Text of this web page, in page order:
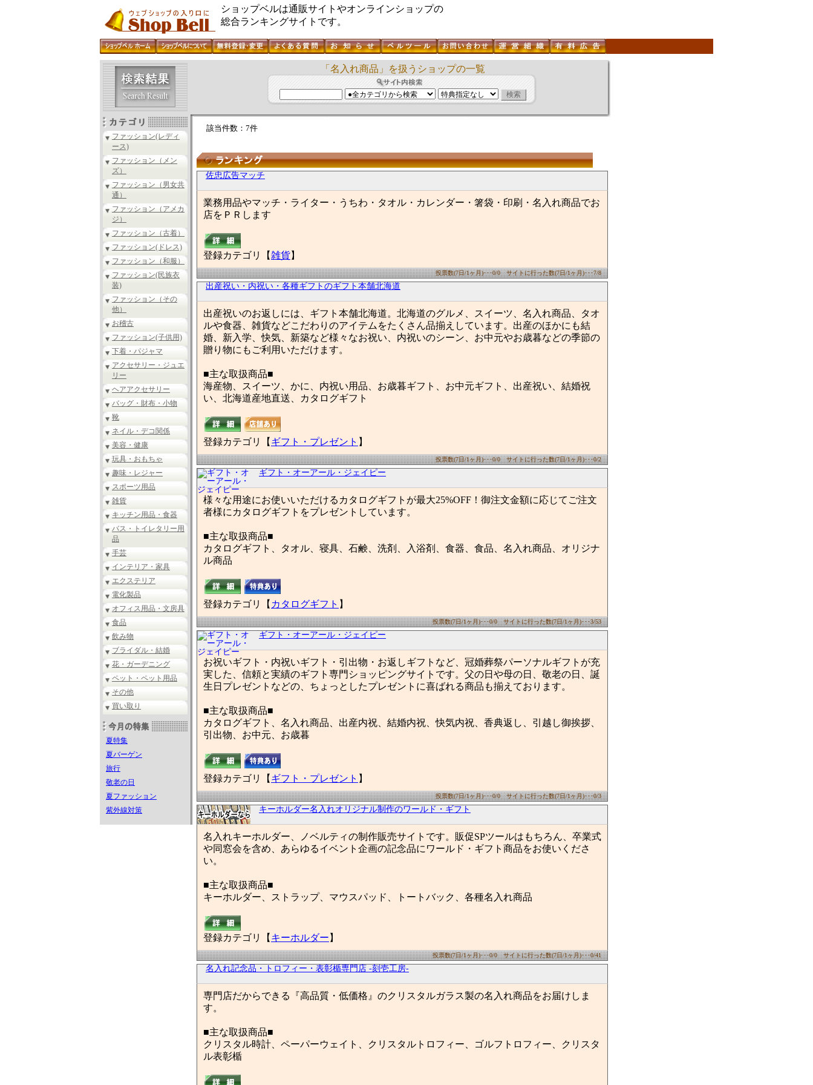
ショップベルは通販サイトやオンラインショップの
総合ランキングサイトです。
ファッション(レディ
ース)
ファッション（メン
ズ）
ファッション（男女共
通）
ファッション（アメカ
ジ）
ファッション（古着）
ファッション(ドレス)
ファッション（和服）
ファッション(民族衣
装)
ファッション（その
他）
お稽古
ファッション(子供用)
下着・パジャマ
アクセサリー・ジュエ
リー
ヘアアクセサリー
バッグ・財布・小物
靴
ネイル・デコ関係
美容・健康
玩具・おもちゃ
趣味・レジャー
スポーツ用品
雑貨
キッチン用品・食器
バス・トイレタリー用
品
手芸
インテリア・家具
エクステリア
電化製品
オフィス用品・文房具
食品
飲み物
ブライダル・結婚
花・ガーデニング
ペット・ペット用品
その他
買い取り
夏特集
夏バーゲン
旅行
敬老の日
夏ファッション
紫外線対策
「名入れ商品」を扱うショップの一覧
該当件数：7件
佐忠広告マッチ
業務用品やマッチ・ライター・うちわ・タオル・カレンダー・箸袋・印刷・名入れ商品でお
店をＰＲします
登録カテゴリ【雑貨】
投票数(7日/1ヶ月)･･･0/0 サイトに行った数(7日/1ヶ月)･･･7/8
出産祝い・内祝い・各種ギフトのギフト本舗北海道
出産祝いのお返しには、ギフト本舗北海道。北海道のグルメ、スイーツ、名入れ商品、タオ
ルや食器、雑貨などこだわりのアイテムをたくさん品揃えしています。出産のほかにも結
婚、新入学、快気、新築など様々なお祝い、内祝いのシーン、お中元やお歳暮などの季節の
贈り物にもご利用いただけます。
■主な取扱商品■
海産物、スイーツ、かに、内祝い用品、お歳暮ギフト、お中元ギフト、出産祝い、結婚祝
い、北海道産地直送、カタログギフト
登録カテゴリ【 ギフト・プレゼント 】
投票数(7日/1ヶ月)･･･0/0 サイトに行った数(7日/1ヶ月)･･･0/2
ギフト・オーアール・ジェイピー
様々な用途にお使いいただけるカタログギフトが最大25%OFF！御注文金額に応じてご注文
者様にカタログギフトをプレゼントしています。
■主な取扱商品■
カタログギフト、タオル、寝具、石鹸、洗剤、入浴剤、食器、食品、名入れ商品、オリジナ
ル商品
登録カテゴリ【 カタログギフト 】
投票数(7日/1ヶ月)･･･0/0 サイトに行った数(7日/1ヶ月)･･･3/53
ギフト・オーアール・ジェイピー
お祝いギフト・内祝いギフト・引出物・お返しギフトなど、冠婚葬祭パーソナルギフトが充
実した、信頼と実績のギフト専門ショッピングサイトです。父の日や母の日、敬老の日、誕
生日プレゼントなどの、ちょっとしたプレゼントに喜ばれる商品も揃えております。
■主な取扱商品■
カタログギフト、名入れ商品、出産内祝、結婚内祝、快気内祝、香典返し、引越し御挨拶、
引出物、お中元、お歳暮
登録カテゴリ【 ギフト・プレゼント 】
投票数(7日/1ヶ月)･･･0/0 サイトに行った数(7日/1ヶ月)･･･0/3
キーホルダー名入れオリジナル制作のワールド・ギフト
名入れキーホルダー、ノベルティの制作販売サイトです。販促SPツールはもちろん、卒業式
や同窓会を含め、あらゆるイベント企画の記念品にワールド・ギフト商品をお使いくださ
い。
■主な取扱商品■
キーホルダー、ストラップ、マウスパッド、トートバック、各種名入れ商品
登録カテゴリ【 キーホルダー 】
投票数(7日/1ヶ月)･･･0/0 サイトに行った数(7日/1ヶ月)･･･0/41
名入れ記念品・トロフィー・表彰楯専門店 -刻壱工房-
専門店だからできる『高品質・低価格』のクリスタルガラス製の名入れ商品をお届けしま
す。
■主な取扱商品■
クリスタル時計、ペーパーウェイト、クリスタルトロフィー、ゴルフトロフィー、クリスタ
ル表彰楯